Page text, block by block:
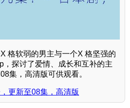
格软弱的男主与一个X 格坚强的
，探讨了爱情、成长和互补的主
集，高清版可供观看。
更新至08集，高清版